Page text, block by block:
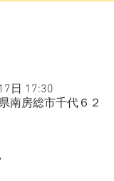
日 17:30
南房総市千代６２